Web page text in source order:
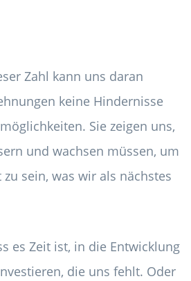
Zahl kann uns daran
keine Hindernisse
Sie zeigen uns,
und wachsen müssen, um
sein, was wir als nächstes
es Zeit ist, in die Entwicklung
die uns fehlt. Oder